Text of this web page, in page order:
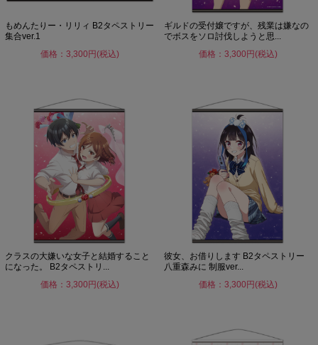
もめんたりー・リリィ B2タペストリー
集合ver.1
価格：3,300円(税込)
ギルドの受付嬢ですが、残業は嫌なの
でボスをソロ討伐しようと思...
価格：3,300円(税込)
クラスの大嫌いな女子と結婚すること
になった。 B2タペストリ...
価格：3,300円(税込)
彼女、お借りします B2タペストリー
八重森みに 制服ver...
価格：3,300円(税込)